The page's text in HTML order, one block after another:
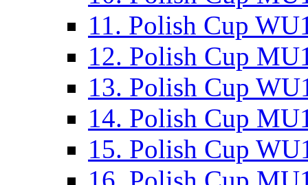
11. Polish Cup
12. Polish Cup
13. Polish Cup
14. Polish Cup
15. Polish Cup